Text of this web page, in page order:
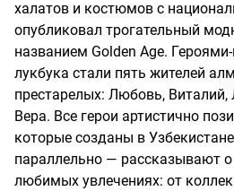
халатов и костюмов с
опубликовал трогательный
названием Golden Age.
лукбука стали пять жителей
престарелых: Любовь, Виталий,
Вера. Все герои артистично
которые созданы в
параллельно — рассказывают
любимых увлечениях: от